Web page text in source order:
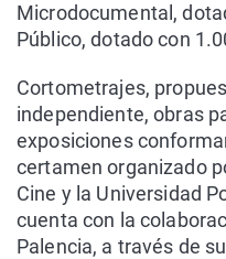
Microdocumental,
Público, dotado con
Cortometrajes,
independiente, obras
exposiciones
certamen organizado
Cine y la Universidad
cuenta con la
Palencia, a través de